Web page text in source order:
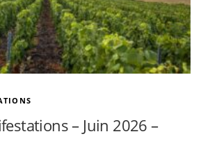
– Juin 2026 –